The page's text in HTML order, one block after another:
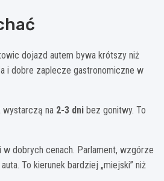
dojazd autem bywa krótszy niż
i dobre zaplecze gastronomiczne w
wystarczą na 2-3 dni bez gonitwy. To
dobrych cenach. Parlament, wzgórze
To kierunek bardziej „miejski” niż